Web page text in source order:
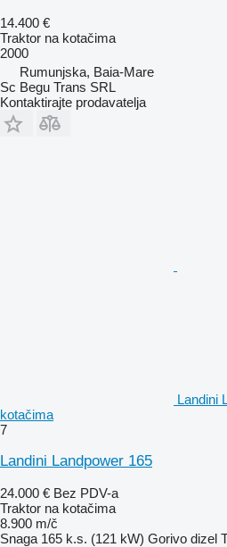
14.400 €
Traktor na kotačima
2000
Rumunjska, Baia-Mare
Sc Begu Trans SRL
Kontaktirajte prodavatelja
Landini
kotačima
7
Landini Landpower 165
24.000 € Bez PDV-a
Traktor na kotačima
8.900 m/č
Snaga 165 k.s. (121 kW) Gorivo dizel